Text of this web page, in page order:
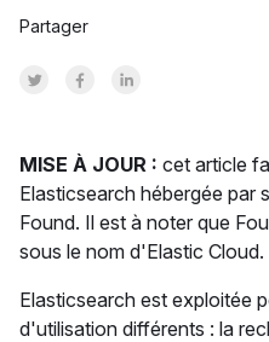
Partager
Share on Twitter
Share on Facebook
Share on LinkedInr
MISE À JOUR : cet article
Elasticsearch hébergée par
Found. Il est à noter que
sous le nom d'Elastic Cloud.
Elasticsearch est exploitée
d'utilisation différents : la